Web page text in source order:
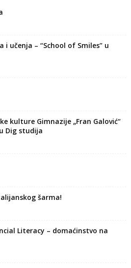
učenja – “School of Smiles” u
kulture Gimnazije „Fran Galović“
Dig studija
šarma!
Literacy – domaćinstvo na